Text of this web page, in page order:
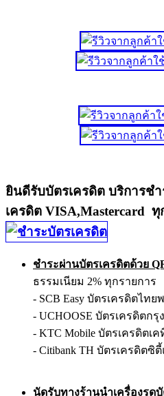
ยินดีรับบัตรเครดิต บริการช
เครดิต VISA,Mastercard
ชำระผ่านบัตรเครดิตด้วย
ธรรมเนียม 2% ทุกรายการ
- SCB Easy บัตรเครดิตไท
- UCHOOSE บัตรเครดิตกรุ
- KTC Mobile บัตรเครดิตเค
- Citibank TH บัตรเครดิตซิ
นัดรับทางร้านนำเครื่องรูด